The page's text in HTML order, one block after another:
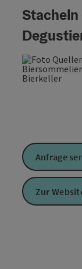
Anfrage
Zur